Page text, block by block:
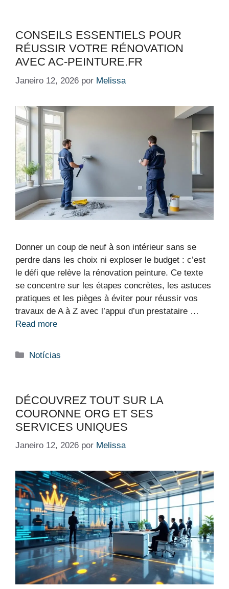
CONSEILS ESSENTIELS POUR
RÉUSSIR VOTRE RÉNOVATION
AVEC AC-PEINTURE.FR
Janeiro 12, 2026 por Melissa
Donner un coup de neuf à son intérieur sans se
perdre dans les choix ni exploser le budget : c’est
le défi que relève la rénovation peinture. Ce texte
se concentre sur les étapes concrètes, les astuces
pratiques et les pièges à éviter pour réussir vos
travaux de A à Z avec l’appui d’un prestataire …
Read more
Categorias
Notícias
DÉCOUVREZ TOUT SUR LA
COURONNE ORG ET SES
SERVICES UNIQUES
Janeiro 12, 2026 por Melissa